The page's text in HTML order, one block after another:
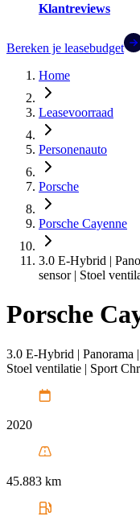
Klantreviews
Bereken je leasebudget
Home
Leasevoorraad
Personenauto
Porsche
Porsche Cayenne
3.0 E-Hybrid |
sensor | Stoel
Porsche
3.0 E-Hybrid | Panorama
Stoel ventilatie | Sport
2020
45.883 km